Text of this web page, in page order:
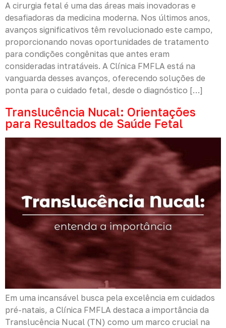
A cirurgia fetal é uma das áreas mais inovadoras e
desafiadoras da medicina moderna. Nos últimos anos,
avanços significativos têm revolucionado este campo,
proporcionando novas oportunidades de tratamento
para condições congênitas que antes eram
consideradas intratáveis. A Clínica FMFLA está na
vanguarda desses avanços, oferecendo soluções de
ponta para o cuidado fetal, desde o diagnóstico […]
Translucência Nucal: Orientações
para Resultados de Saúde Fetal
Em uma incansável busca pela excelência em cuidados
pré-natais, a Clínica FMFLA destaca a importância da
Translucência Nucal (TN) como um marco crucial na